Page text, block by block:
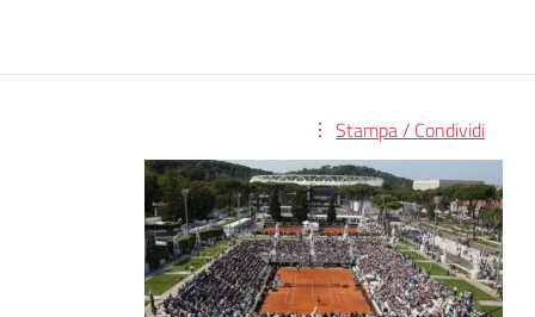
Stampa / Condividi